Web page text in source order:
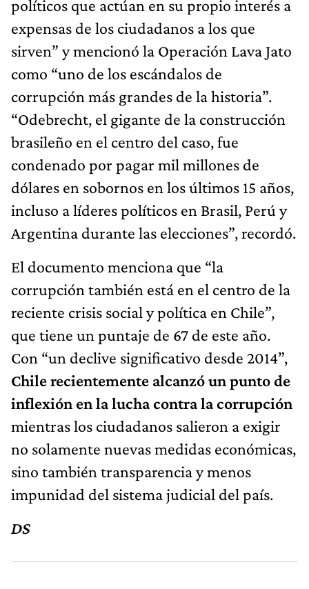
políticos que actúan en su propio interés a
expensas de los ciudadanos a los que
sirven” y mencionó la Operación Lava Jato
como “uno de los escándalos de
corrupción más grandes de la historia”.
“Odebrecht, el gigante de la construcción
brasileño en el centro del caso, fue
condenado por pagar mil millones de
dólares en sobornos en los últimos 15 años,
incluso a líderes políticos en Brasil, Perú y
Argentina durante las elecciones”, recordó.
El documento menciona que “la
corrupción también está en el centro de la
reciente crisis social y política en Chile”,
que tiene un puntaje de 67 de este año.
Con “un declive significativo desde 2014”,
Chile recientemente alcanzó un punto de
inflexión en la lucha contra la corrupción
mientras los ciudadanos salieron a exigir
no solamente nuevas medidas económicas,
sino también transparencia y menos
impunidad del sistema judicial del país.
DS